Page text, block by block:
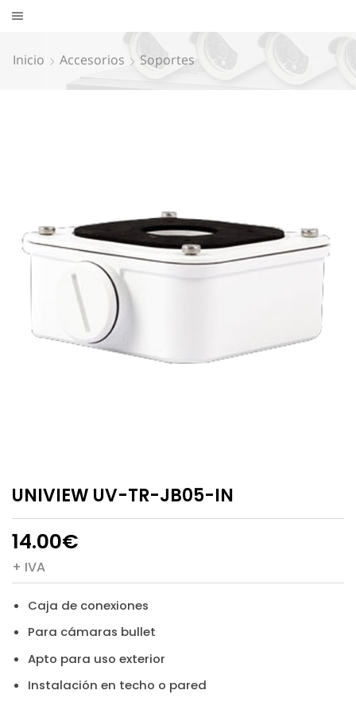
Inicio Accesorios Soportes
UNIVIEW UV-TR-JB05-IN
14.00€
+ IVA
Caja de conexiones
Para cámaras bullet
Apto para uso exterior
Instalación en techo o pared